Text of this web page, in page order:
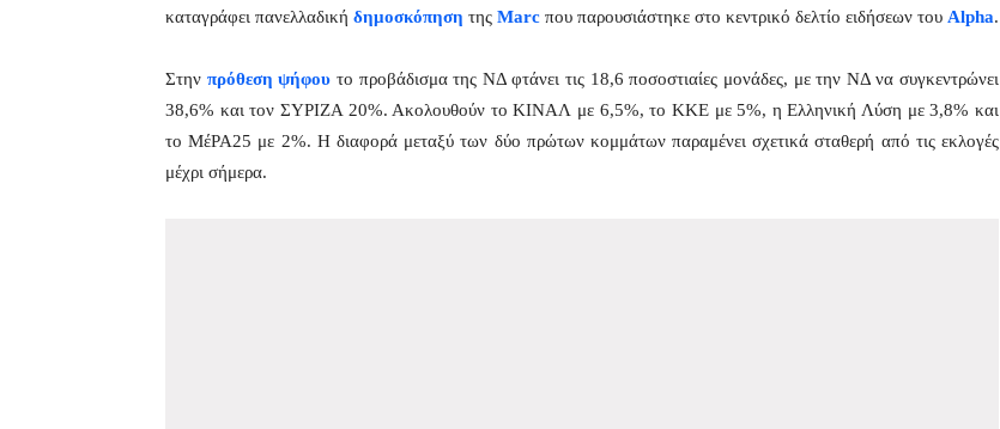
καταγράφει πανελλαδική δημοσκόπηση της Marc που παρουσιάστηκε στο κεντρικό δελτίο ειδήσεων του Alpha.
Στην πρόθεση ψήφου το προβάδισμα της ΝΔ φτάνει τις 18,6 ποσοστιαίες μονάδες, με την ΝΔ να συγκεντρώνει
38,6% και τον ΣΥΡΙΖΑ 20%. Ακολουθούν το ΚΙΝΑΛ με 6,5%, το ΚΚΕ με 5%, η Ελληνική Λύση με 3,8% και
το ΜέΡΑ25 με 2%. Η διαφορά μεταξύ των δύο πρώτων κομμάτων παραμένει σχετικά σταθερή από τις εκλογές
μέχρι σήμερα.